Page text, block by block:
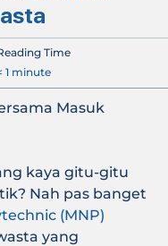
Time
1 minute
Masuk
kaya gitu-gitu
Nah pas banget
(MNP)
yang